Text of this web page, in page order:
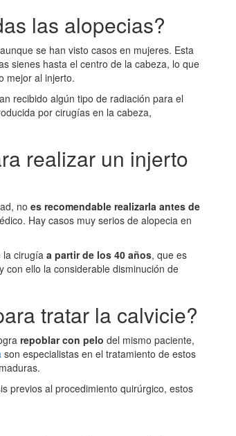
las alopecias?
se han visto casos en mujeres. Esta
sienes hasta el centro de la cabeza, lo que
mejor al injerto.
recibido algún tipo de radiación para el
por cirugías en la cabeza,
realizar un injerto
no es recomendable realizarla antes de
Hay casos muy serios de alopecia en
la cirugía a partir de los 40 años, que es
con ello la considerable disminución de
tratar la calvicie?
repoblar con pelo del mismo paciente,
son especialistas en el tratamiento de estos
previos al procedimiento quirúrgico, estos